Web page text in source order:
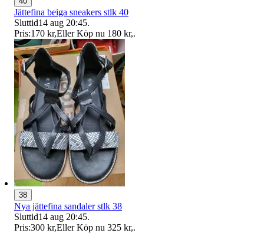
Jättefina beiga sneakers stlk 40
Sluttid14 aug 20:45.
Pris:170 kr,Eller Köp nu 180 kr,.
38
Nya jättefina sandaler stlk 38
Sluttid14 aug 20:45.
Pris:300 kr,Eller Köp nu 325 kr,.